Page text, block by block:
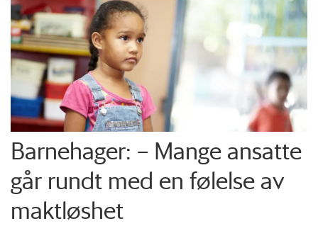
Barnehager: – Mange ansatte
går rundt med en følelse av
maktløshet